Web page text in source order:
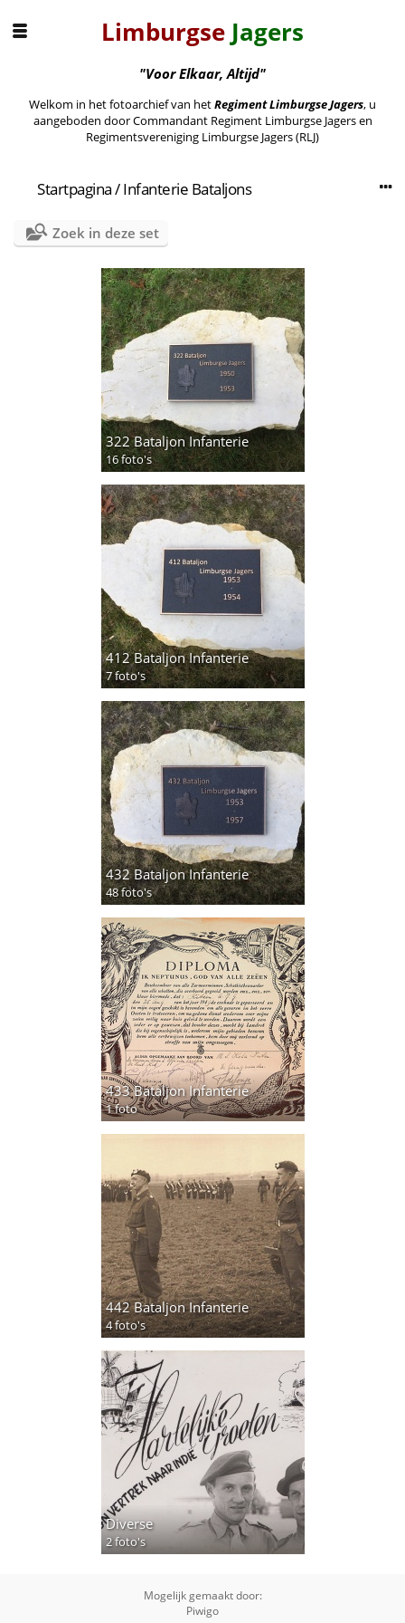
Limburgse Jagers
"Voor Elkaar, Altijd"
Welkom in het fotoarchief van hetRegiment Limburgse Jagers, u
aangeboden door Commandant Regiment Limburgse Jagers en
Regimentsvereniging Limburgse Jagers (RLJ)
Startpagina/Infanterie Bataljons
Zoek in deze set
322 Bataljon Infanterie
16 foto's
412 Bataljon Infanterie
7 foto's
432 Bataljon Infanterie
48 foto's
433 Bataljon Infanterie
1 foto
442 Bataljon Infanterie
4 foto's
Diverse
2 foto's
Mogelijk gemaakt door:
Piwigo